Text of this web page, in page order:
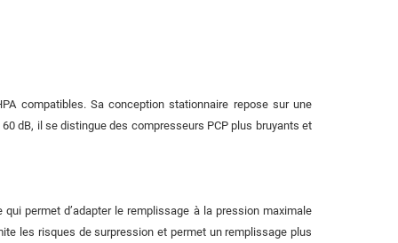
compatibles. Sa conception stationnaire repose sur une
dB, il se distingue des compresseurs PCP plus bruyants et
permet d’adapter le remplissage à la pression maximale
les risques de surpression et permet un remplissage plus